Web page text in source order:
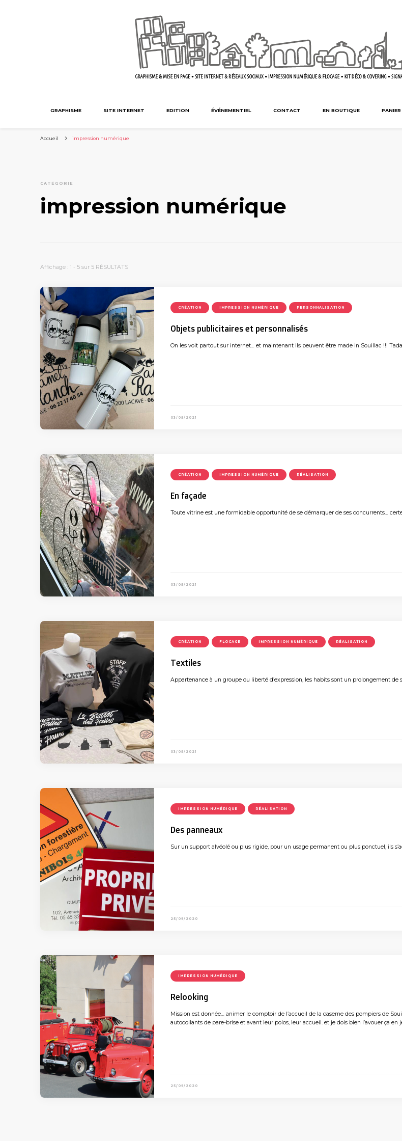
GRAPHISME SITE INTERNET EDITION ÉVÉNEMENTIEL CONTACT EN BOUTIQUE PANIER
Accueil impression numérique
CATÉGORIE
impression numérique
Affichage : 1 - 5 sur 5 RÉSULTATS
CRÉATION IMPRESSION NUMÉRIQUE PERSONNALISATION
Objets publicitaires et personnalisés
On les voit partout sur internet… et maintenant ils peuvent être made in Souillac !!!
03/05/2021
CRÉATION IMPRESSION NUMÉRIQUE RÉALISATION
En façade
Toute vitrine est une formidable opportunité de se démarquer de ses concurrents…
03/05/2021
CRÉATION FLOCAGE IMPRESSION NUMÉRIQUE RÉALISATION
Textiles
Appartenance à un groupe ou liberté d’expression, les habits sont un prolongement de
03/05/2021
IMPRESSION NUMÉRIQUE RÉALISATION
Des panneaux
Sur un support alvéolé ou plus rigide, pour un usage permanent ou plus ponctuel, ils
25/09/2020
IMPRESSION NUMÉRIQUE
Relooking
Mission est donnée… animer le comptoir de l’accueil de la caserne des pompiers de
autocollants de pare-brise et avant leur polos, leur accueil. et je dois bien l’avouer ça
25/09/2020